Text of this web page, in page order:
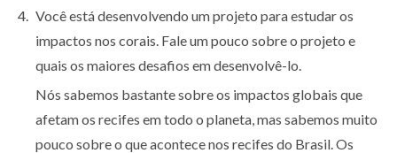
Você está desenvolvendo um projeto para estudar os
impactos nos corais. Fale um pouco sobre o projeto e
quais os maiores desafios em desenvolvê-lo.
Nós sabemos bastante sobre os impactos globais que
afetam os recifes em todo o planeta, mas sabemos muito
pouco sobre o que acontece nos recifes do Brasil. Os